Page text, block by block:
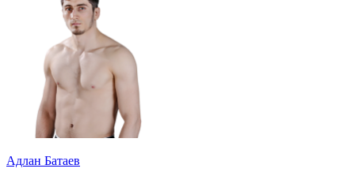
Адлан Батаев